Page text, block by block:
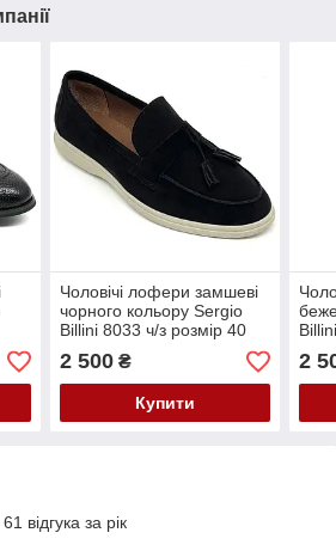
Чоловічі лофери замшеві
чорного кольору Sergio
Billini 8033 ч/з розмір 40
2 500₴
Купити
2
відгука за рік